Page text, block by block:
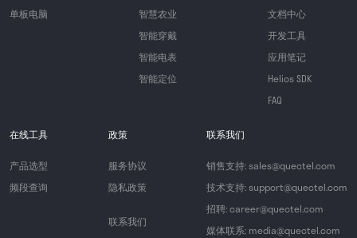
单板电脑
智慧农业
智能穿戴
智能电表
智能定位
文档中心
开发工具
应用笔记
Helios SDK
FAQ
在线工具
产品选型
频段查询
政策
服务协议
隐私政策
联系我们
联系我们
销售支持: sales@quectel.com
技术支持: support@quectel.com
招聘: career@quectel.com
媒体联系: media@quectel.com